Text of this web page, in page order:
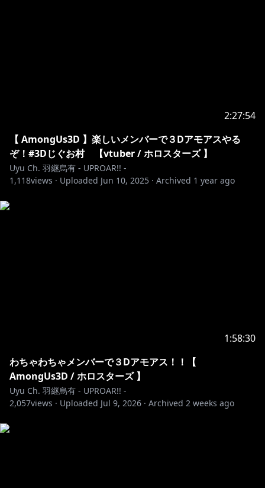
2:27:54
【 AmongUs3D 】楽しいメンバーで３Dアモアスやる
ぞ！#3Dじぐお村 【vtuber / ホロスターズ 】
Uyu Ch. 羽継烏有 - UPROAR!! -
1,118views · Uploaded Jun 10, 2025 · Archived 1 year ago
1:58:30
わちゃわちゃメンバーで３Dアモアス！！【
AmongUs3D / ホロスターズ 】
Uyu Ch. 羽継烏有 - UPROAR!! -
2,057views · Uploaded Jul 9, 2026 · Archived 2 weeks ago